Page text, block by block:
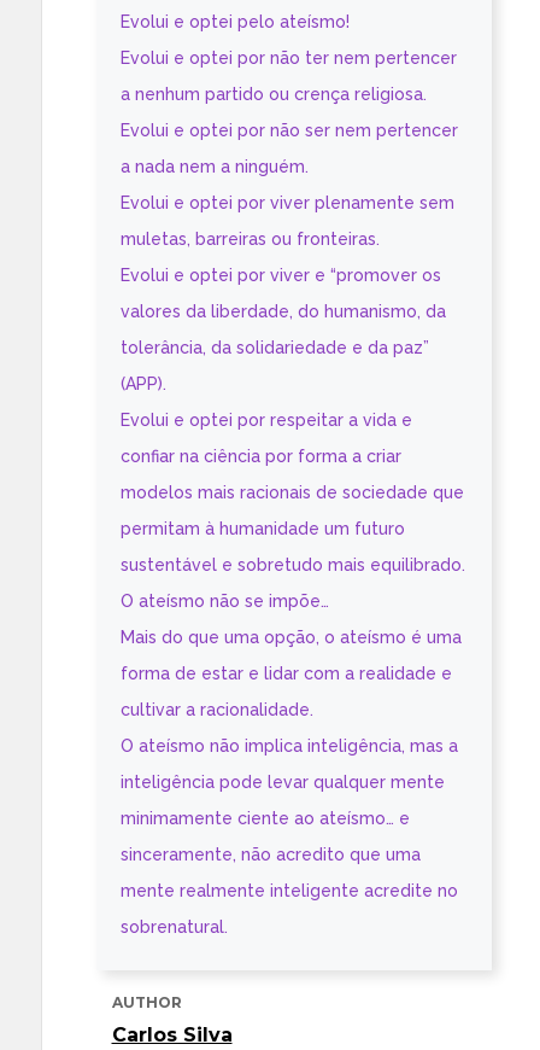
Evolui e optei pelo ateísmo!
Evolui e optei por não ter nem pertencer
a nenhum partido ou crença religiosa.
Evolui e optei por não ser nem pertencer
a nada nem a ninguém.
Evolui e optei por viver plenamente sem
muletas, barreiras ou fronteiras.
Evolui e optei por viver e “promover os
valores da liberdade, do humanismo, da
tolerância, da solidariedade e da paz”
(APP).
Evolui e optei por respeitar a vida e
confiar na ciência por forma a criar
modelos mais racionais de sociedade que
permitam à humanidade um futuro
sustentável e sobretudo mais equilibrado.
O ateísmo não se impõe…
Mais do que uma opção, o ateísmo é uma
forma de estar e lidar com a realidade e
cultivar a racionalidade.
O ateísmo não implica inteligência, mas a
inteligência pode levar qualquer mente
minimamente ciente ao ateísmo… e
sinceramente, não acredito que uma
mente realmente inteligente acredite no
sobrenatural.
AUTHOR
Carlos Silva